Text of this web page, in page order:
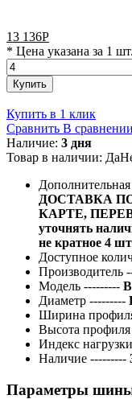
13 136Р
* Цена указана за 1 шт.
Купить
Купить в 1 клик
Сравнить В сравнении
Наличие: 3 дня
Товар в наличии: Да
ДОСТАВКА
КАРТЕ,
уточнять
не кратное 4
Доступное
Производитель
Модель ---------
Диаметр ---------
Ширина
Высота профиля
Индекс нагрузки
Наличие ---------
Параметры